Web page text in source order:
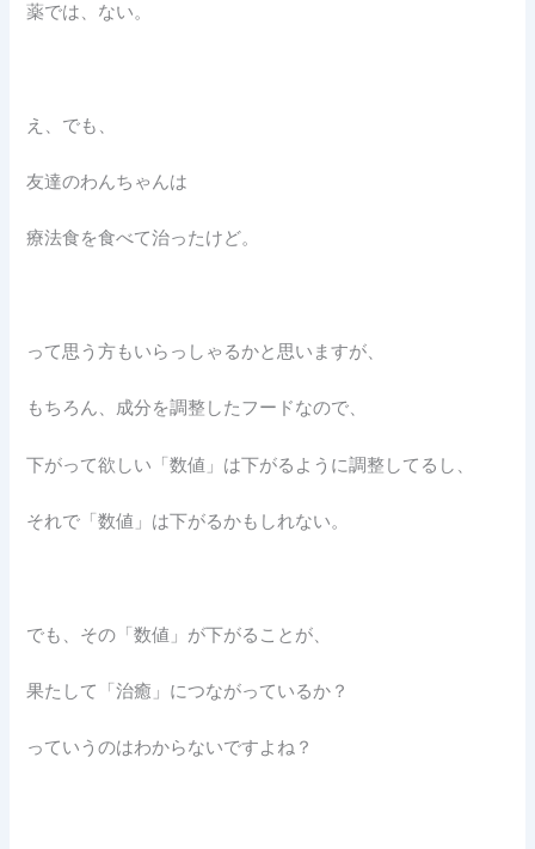
薬では、ない。
え、でも、
友達のわんちゃんは
療法食を食べて治ったけど。
って思う方もいらっしゃるかと思いますが、
もちろん、成分を調整したフードなので、
下がって欲しい「数値」は下がるように調整してるし、
それで「数値」は下がるかもしれない。
でも、その「数値」が下がることが、
果たして「治癒」につながっているか？
っていうのはわからないですよね？